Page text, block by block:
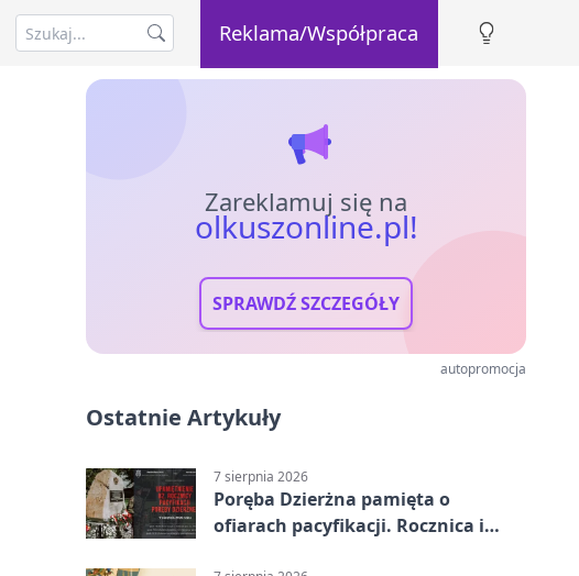
Reklama/Współpraca
Zareklamuj się na
olkuszonline.pl!
SPRAWDŹ SZCZEGÓŁY
autopromocja
Ostatnie Artykuły
7 sierpnia 2026
Poręba Dzierżna pamięta o
ofiarach pacyfikacji. Rocznica i